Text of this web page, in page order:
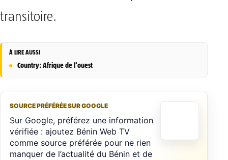
transitoire.
À LIRE AUSSI
Country: Afrique de l'ouest
SOURCE PRÉFÉRÉE SUR GOOGLE
Sur Google, préférez une information
vérifiée : ajoutez Bénin Web TV
comme source préférée pour ne rien
manquer de l’actualité du Bénin et de